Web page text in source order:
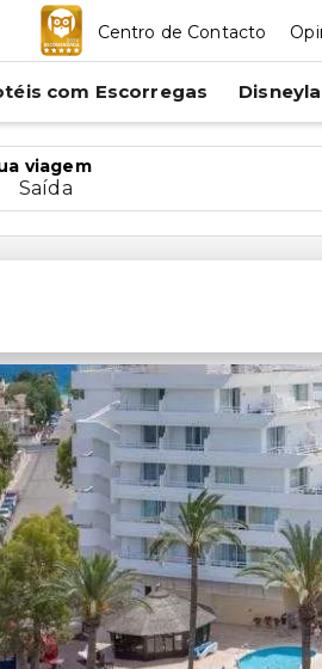
Centro de Contacto
com Escorregas
viagem
Saída